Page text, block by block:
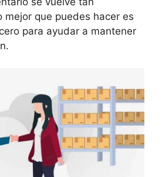
mejor que puedes hacer es
para ayudar a mantener